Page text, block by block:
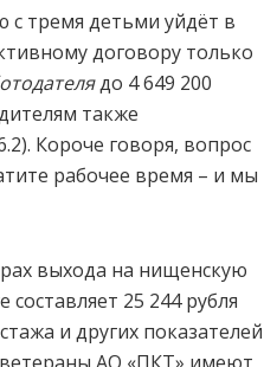
с тремя детьми уйдёт в
договору только
до 4 649 200
также
Короче говоря, вопрос
рабочее время – и мы
выхода на нищенскую
25 244 рубля
и других показателей